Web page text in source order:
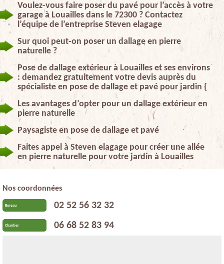
Voulez-vous faire poser du pavé pour l’accès à votre
garage à Louailles dans le 72300 ? Contactez
l’équipe de l’entreprise Steven elagage
Sur quoi peut-on poser un dallage en pierre
naturelle ?
Pose de dallage extérieur à Louailles et ses environs
: demandez gratuitement votre devis auprès du
spécialiste en pose de dallage et pavé pour jardin {
Les avantages d’opter pour un dallage extérieur en
pierre naturelle
Paysagiste en pose de dallage et pavé
Faites appel à Steven elagage pour créer une allée
en pierre naturelle pour votre jardin à Louailles
Nos coordonnées
Bureau 02 52 56 32 32
Chantier 06 68 52 83 94